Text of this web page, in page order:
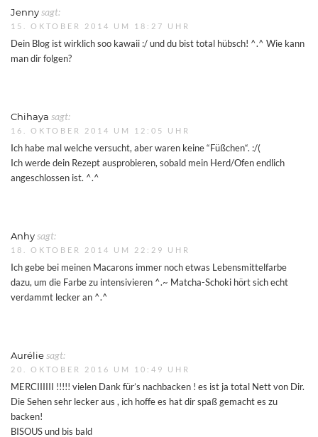
Jennysagt:
15. OKTOBER 2014 UM 18:27 UHR
Dein Blog ist wirklich soo kawaii :/ und du bist total hübsch! ^.^ Wie kann
man dir folgen?
Chihaya sagt:
16. OKTOBER 2014 UM 12:05 UHR
Ich habe mal welche versucht, aber waren keine “Füßchen“. :/(
Ich werde dein Rezept ausprobieren, sobald mein Herd/Ofen endlich
angeschlossen ist. ^.^
Anhysagt:
18. OKTOBER 2014 UM 22:29 UHR
Ich gebe bei meinen Macarons immer noch etwas Lebensmittelfarbe
dazu, um die Farbe zu intensivieren ^.~ Matcha-Schoki hört sich echt
verdammt lecker an ^.^
Auréliesagt:
20. OKTOBER 2016 UM 10:49 UHR
MERCIIIIII !!!!! vielen Dank für’s nachbacken ! es ist ja total Nett von Dir.
Die Sehen sehr lecker aus , ich hoffe es hat dir spaß gemacht es zu
backen!
BISOUS und bis bald